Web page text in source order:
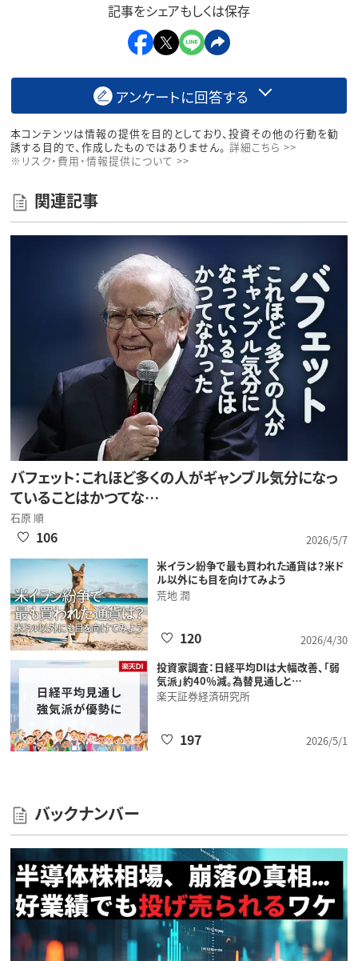
記事をシェアもしくは保存
アンケートに回答する
本コンテンツは情報の提供を目的としており、投資その他の行動を勧
誘する目的で、作成したものではありません。 詳細こちら >>
※リスク・費用・情報提供について >>
関連記事
バフェット：これほど多くの人がギャンブル気分になっ
ていることはかつてな…
石原 順
2026/5/7
106
米イラン紛争で最も買われた通貨は？米ド
ル以外にも目を向けてみよう
荒地 潤
2026/4/30
120
投資家調査：日経平均DIは大幅改善、「弱
気派」約40％減。為替見通しと…
楽天証券経済研究所
2026/5/1
197
バックナンバー